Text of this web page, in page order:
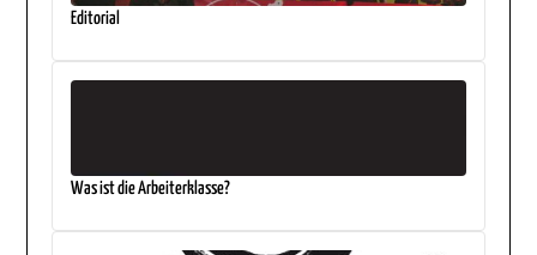
Editorial
Was ist die Arbeiterklasse?